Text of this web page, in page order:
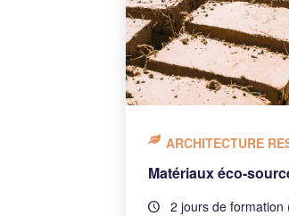
ARCHITECTURE
Matériaux éco-
2 jours de formation